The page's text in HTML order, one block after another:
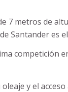
7 metros de
Santander es
competición
y el